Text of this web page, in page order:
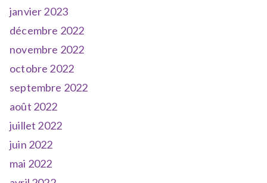
janvier 2023
décembre 2022
novembre 2022
octobre 2022
septembre 2022
août 2022
juillet 2022
juin 2022
mai 2022